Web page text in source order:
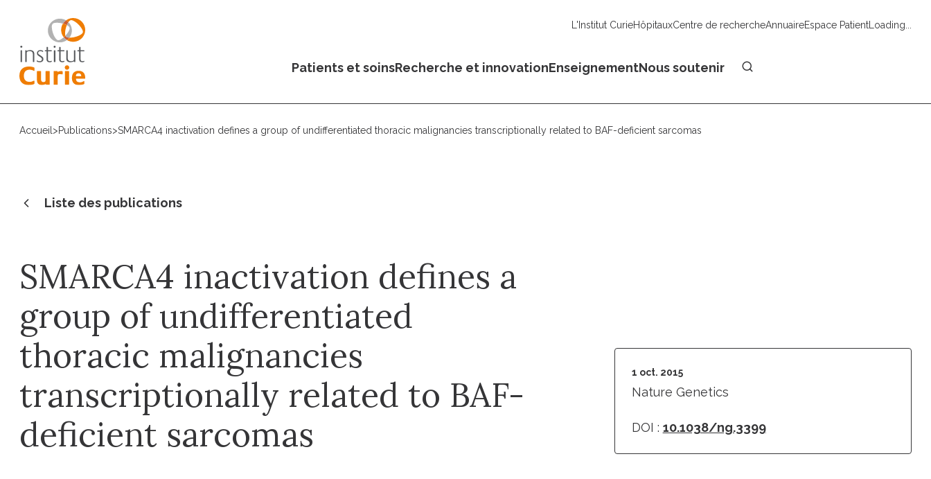
L'Institut CurieHôpitauxCentre de rechercheAnnuaireEspace PatientLoading...
Patients et soinsRecherche et innovationEnseignementNous soutenir
Accueil >Publications>SMARCA4 inactivation defines a group of undifferentiated thoracic malignancies transcriptionally related to BAF-deficient sarcomas
Liste des publications
SMARCA4 inactivation defines a
group of undifferentiated
thoracic malignancies
transcriptionally related to BAF-
deficient sarcomas
1 oct. 2015
Nature Genetics
DOI : 10.1038/ng.3399